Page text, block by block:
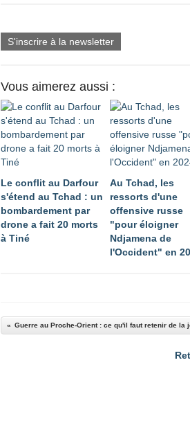
S'inscrire à la newsletter
Vous aimerez aussi :
Le conflit au Darfour
s'étend au Tchad : un
bombardement par
drone a fait 20 morts
à Tiné
Au Tchad, les
ressorts d'une
offensive russe
"pour éloigner
Ndjamena de
l'Occident" en